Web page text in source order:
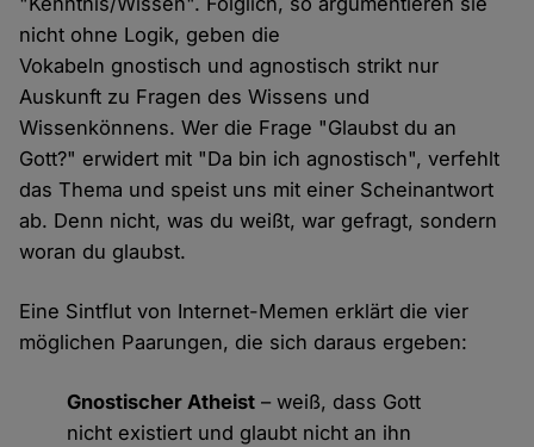
nicht ohne Logik, geben die
Vokabeln gnostisch und agnostisch strikt nur
Auskunft zu Fragen des Wissens und
Wissenkönnens. Wer die Frage "Glaubst du an
Gott?" erwidert mit "Da bin ich agnostisch", verfehlt
das Thema und speist uns mit einer Scheinantwort
ab. Denn nicht, was du weißt, war gefragt, sondern
woran du glaubst.
Eine Sintflut von Internet-Memen erklärt die vier
möglichen Paarungen, die sich daraus ergeben:
Gnostischer Atheist – weiß, dass Gott
nicht existiert und glaubt nicht an ihn